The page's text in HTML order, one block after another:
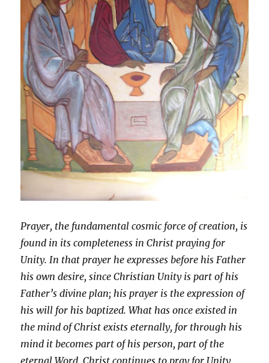
Prayer, the fundamental cosmic force of creation, is
found in its completeness in Christ praying for
Unity. In that prayer he expresses before his Father
his own desire, since Christian Unity is part of his
Father’s divine plan; his prayer is the expression of
his will for his baptized. What has once existed in
the mind of Christ exists eternally, for through his
mind it becomes part of his person, part of the
eternal Word. Christ continues to pray for Unity